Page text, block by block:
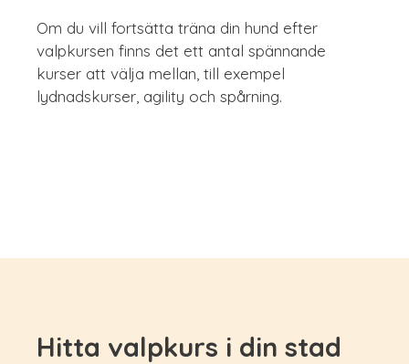
Om du vill fortsätta träna din hund efter
valpkursen finns det ett antal spännande
kurser att välja mellan, till exempel
lydnadskurser, agility och spårning.
Hitta valpkurs i din stad